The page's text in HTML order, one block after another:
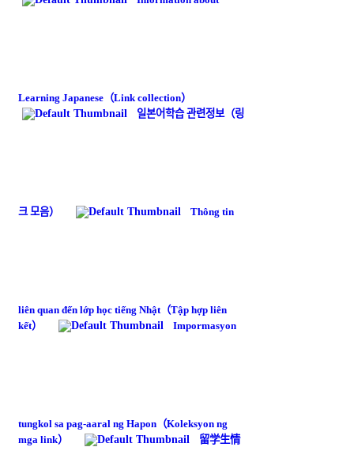
Learning Japanese（Link collection）
일본어학습 관련정보（링
크 모음） Thông tin
liên quan đến lớp học tiếng Nhật（Tập hợp liên
kết）
Impormasyon
tungkol sa pag-aaral ng Hapon（Koleksyon ng
mga link）
留学生情